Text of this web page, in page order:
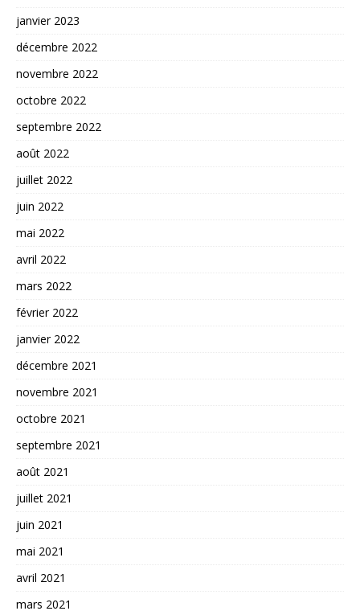
janvier 2023
décembre 2022
novembre 2022
octobre 2022
septembre 2022
août 2022
juillet 2022
juin 2022
mai 2022
avril 2022
mars 2022
février 2022
janvier 2022
décembre 2021
novembre 2021
octobre 2021
septembre 2021
août 2021
juillet 2021
juin 2021
mai 2021
avril 2021
mars 2021